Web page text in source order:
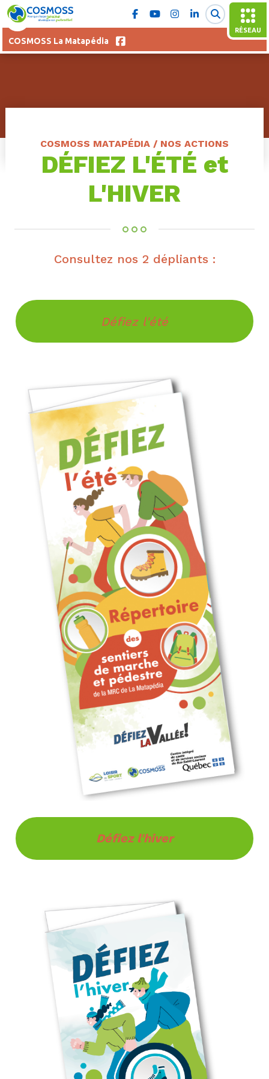
RÉSEAU
COSMOSS La Matapédia
COSMOSS MATAPÉDIA / NOS ACTIONS
DÉFIEZ L'ÉTÉ et
L'HIVER
Consultez nos 2 dépliants :
Défiez l'été
Défiez l'hiver